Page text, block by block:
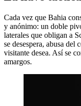
Cada vez que Bahia
y anónimo: un doble
laterales que obligan a
se desespera, abusa del
visitante desea. Así se
amargos.